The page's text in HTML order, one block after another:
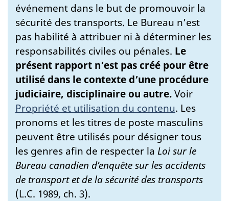
événement dans le but de promouvoir la
sécurité des transports. Le Bureau n’est
pas habilité à attribuer ni à déterminer les
responsabilités civiles ou pénales. Le
présent rapport n’est pas créé pour être
utilisé dans le contexte d’une procédure
judiciaire, disciplinaire ou autre.Voir
Propriété et utilisation du contenu. Les
pronoms et les titres de poste masculins
peuvent être utilisés pour désigner tous
les genres afin de respecter la Loi sur le
Bureau canadien d’enquête sur les accidents
de transport et de la sécurité des transports
(L.C. 1989, ch. 3).